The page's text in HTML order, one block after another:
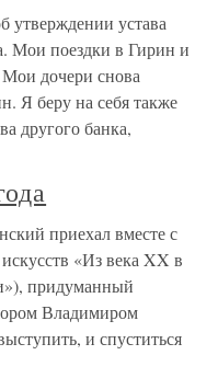
утверждении устава
Мои поездки в Гирин и
дочери снова
Я беру на себя также
другого банка,
приехал вместе с
«Из века XX в
придуманный
Владимиром
и спуститься